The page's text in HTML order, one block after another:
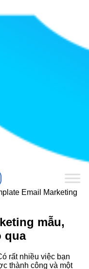
Email Marketing
mẫu,
qua
rất nhiều việc bạn
thành công và một